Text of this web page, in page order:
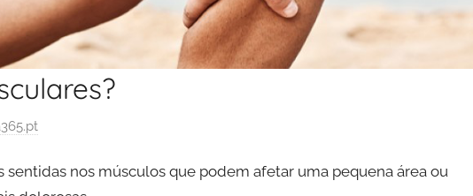
nos músculos que podem afetar uma pequena área ou